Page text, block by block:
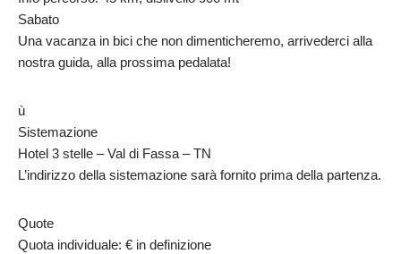
Sabato
Una vacanza in bici che non dimenticheremo, arrivederci alla
nostra guida, alla prossima pedalata!
ù
Sistemazione
Hotel 3 stelle – Val di Fassa – TN
L’indirizzo della sistemazione sarà fornito prima della partenza.
Quote
Quota individuale: € in definizione